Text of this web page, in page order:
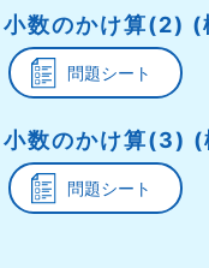
小数のかけ算(2)
問題シート
小数のかけ算(3)
問題シート